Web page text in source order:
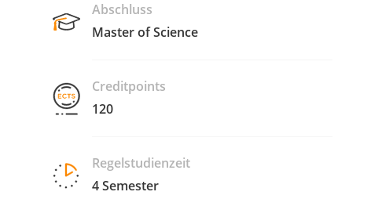
Abschluss
Master of Science
Creditpoints
120
Regelstudienzeit
4 Semester